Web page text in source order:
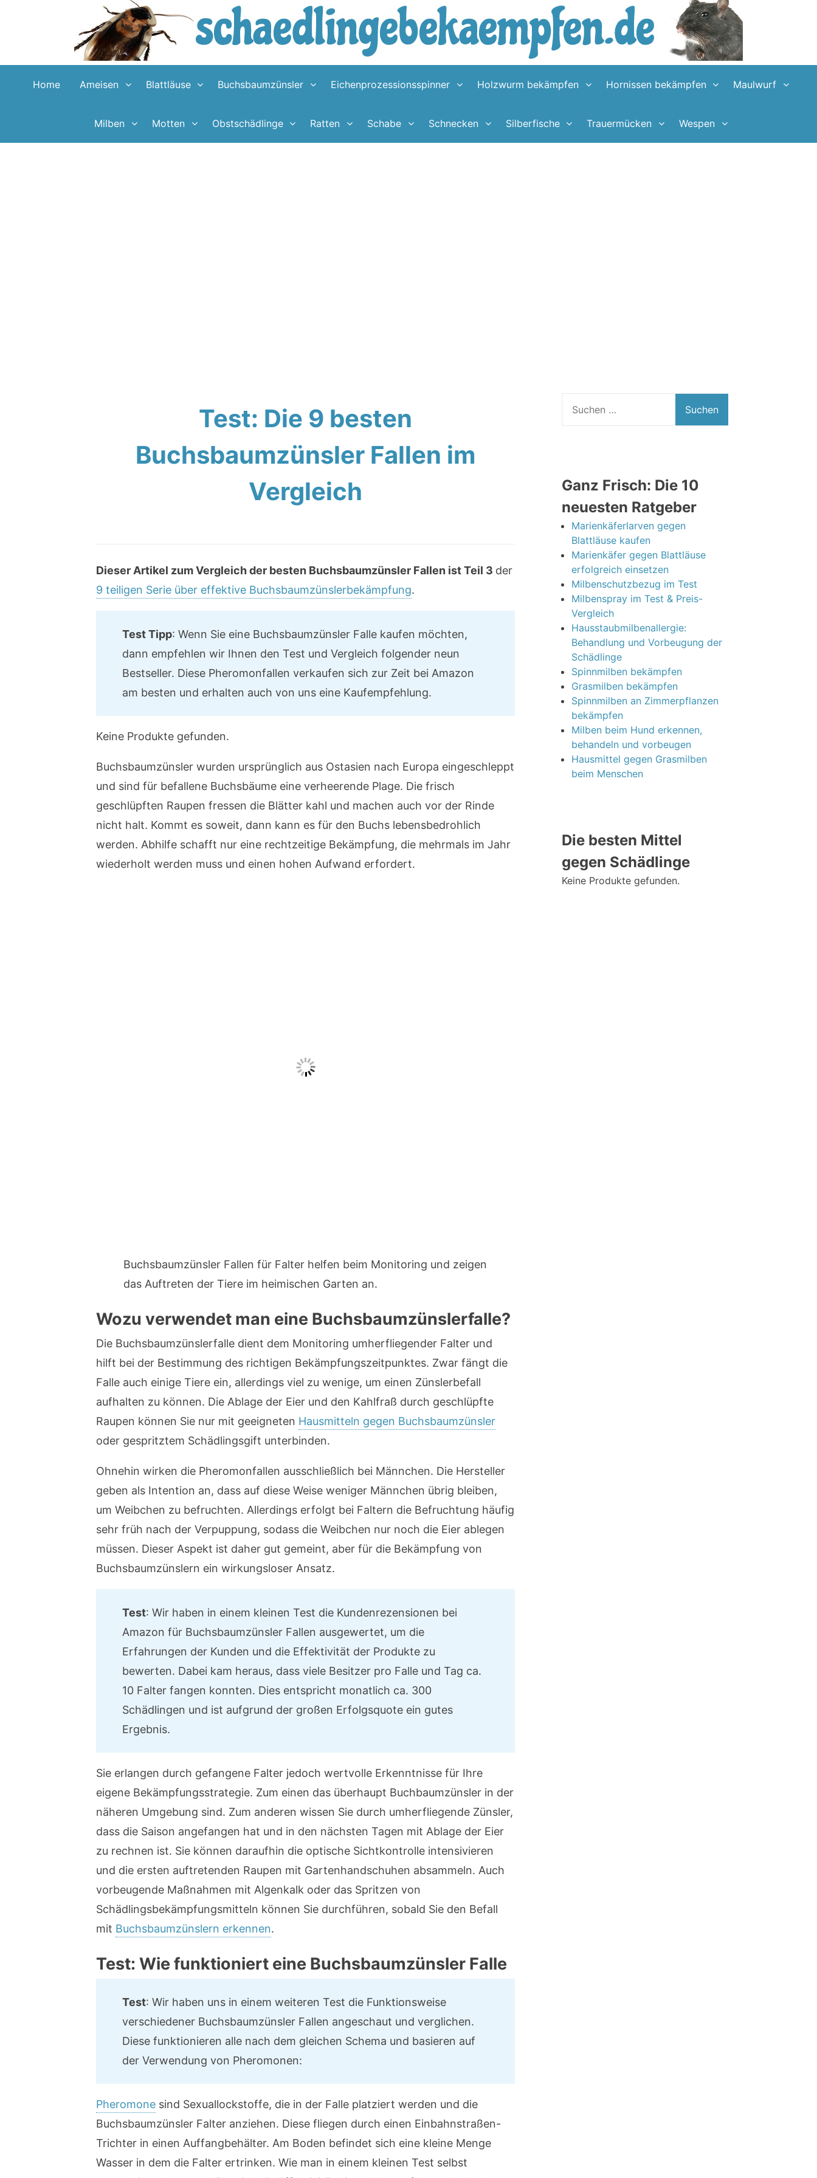
Home Ameisen Blattläuse Buchsbaumzünsler Eichenprozessionsspinner Holzwurm bekämpfen Hornissen bekämpfen Maulwurf
Milben Motten Obstschädlinge Ratten Schabe Schnecken Silberfische Trauermücken Wespen
Test: Die 9 besten
Buchsbaumzünsler Fallen im
Vergleich
Dieser Artikel zum Vergleich der besten Buchsbaumzünsler Fallen ist Teil 3 der
9 teiligen Serie über effektive Buchsbaumzünslerbekämpfung.
Test Tipp: Wenn Sie eine Buchsbaumzünsler Falle kaufen möchten,
dann empfehlen wir Ihnen den Test und Vergleich folgender neun
Bestseller. Diese Pheromonfallen verkaufen sich zur Zeit bei Amazon
am besten und erhalten auch von uns eine Kaufempfehlung.
Keine Produkte gefunden.
Buchsbaumzünsler wurden ursprünglich aus Ostasien nach Europa eingeschleppt
und sind für befallene Buchsbäume eine verheerende Plage. Die frisch
geschlüpften Raupen fressen die Blätter kahl und machen auch vor der Rinde
nicht halt. Kommt es soweit, dann kann es für den Buchs lebensbedrohlich
werden. Abhilfe schafft nur eine rechtzeitige Bekämpfung, die mehrmals im Jahr
wiederholt werden muss und einen hohen Aufwand erfordert.
Buchsbaumzünsler Fallen für Falter helfen beim Monitoring und zeigen
das Auftreten der Tiere im heimischen Garten an.
Wozu verwendet man eine Buchsbaumzünslerfalle?
Die Buchsbaumzünslerfalle dient dem Monitoring umherfliegender Falter und
hilft bei der Bestimmung des richtigen Bekämpfungszeitpunktes. Zwar fängt die
Falle auch einige Tiere ein, allerdings viel zu wenige, um einen Zünslerbefall
aufhalten zu können. Die Ablage der Eier und den Kahlfraß durch geschlüpfte
Raupen können Sie nur mit geeigneten Hausmitteln gegen Buchsbaumzünsler
oder gespritztem Schädlingsgift unterbinden.
Ohnehin wirken die Pheromonfallen ausschließlich bei Männchen. Die Hersteller
geben als Intention an, dass auf diese Weise weniger Männchen übrig bleiben,
um Weibchen zu befruchten. Allerdings erfolgt bei Faltern die Befruchtung häufig
sehr früh nach der Verpuppung, sodass die Weibchen nur noch die Eier ablegen
müssen. Dieser Aspekt ist daher gut gemeint, aber für die Bekämpfung von
Buchsbaumzünslern ein wirkungsloser Ansatz.
Test: Wir haben in einem kleinen Test die Kundenrezensionen bei
Amazon für Buchsbaumzünsler Fallen ausgewertet, um die
Erfahrungen der Kunden und die Effektivität der Produkte zu
bewerten. Dabei kam heraus, dass viele Besitzer pro Falle und Tag ca.
10 Falter fangen konnten. Dies entspricht monatlich ca. 300
Schädlingen und ist aufgrund der großen Erfolgsquote ein gutes
Ergebnis.
Sie erlangen durch gefangene Falter jedoch wertvolle Erkenntnisse für Ihre
eigene Bekämpfungsstrategie. Zum einen das überhaupt Buchbaumzünsler in der
näheren Umgebung sind. Zum anderen wissen Sie durch umherfliegende Zünsler,
dass die Saison angefangen hat und in den nächsten Tagen mit Ablage der Eier
zu rechnen ist. Sie können daraufhin die optische Sichtkontrolle intensivieren
und die ersten auftretenden Raupen mit Gartenhandschuhen absammeln. Auch
vorbeugende Maßnahmen mit Algenkalk oder das Spritzen von
Schädlingsbekämpfungsmitteln können Sie durchführen, sobald Sie den Befall
mit Buchsbaumzünslern erkennen.
Test: Wie funktioniert eine Buchsbaumzünsler Falle
Test: Wir haben uns in einem weiteren Test die Funktionsweise
verschiedener Buchsbaumzünsler Fallen angeschaut und verglichen.
Diese funktionieren alle nach dem gleichen Schema und basieren auf
der Verwendung von Pheromonen:
Pheromone sind Sexuallockstoffe, die in der Falle platziert werden und die
Buchsbaumzünsler Falter anziehen. Diese fliegen durch einen Einbahnstraßen-
Trichter in einen Auffangbehälter. Am Boden befindet sich eine kleine Menge
Wasser in dem die Falter ertrinken. Wie man in einem kleinen Test selbst
nach:
Ganz Frisch: Die 10
neuesten Ratgeber
Marienkäferlarven gegen
Blattläuse kaufen
Marienkäfer gegen Blattläuse
erfolgreich einsetzen
Milbenschutzbezug im Test
Milbenspray im Test & Preis-
Vergleich
Hausstaubmilbenallergie:
Behandlung und Vorbeugung der
Schädlinge
Spinnmilben bekämpfen
Grasmilben bekämpfen
Spinnmilben an Zimmerpflanzen
bekämpfen
Milben beim Hund erkennen,
behandeln und vorbeugen
Hausmittel gegen Grasmilben
beim Menschen
Die besten Mittel
gegen Schädlinge
Keine Produkte gefunden.